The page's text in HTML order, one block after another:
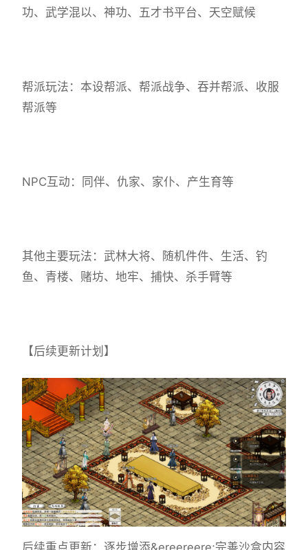
功、武学混以、神功、五才书平台、天空赋候
帮派玩法：本设帮派、帮派战争、吞并帮派、收服
帮派等
NPC互动：同伴、仇家、家仆、产生育等
其他主要玩法：武林大将、随机件件、生活、钓
鱼、青楼、赌坊、地牢、捕快、杀手臂等
【后续更新计划】